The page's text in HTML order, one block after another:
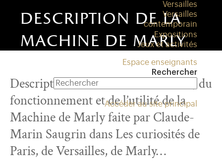
Versailles
Versailles
contemporain
Expositions
Jeux et activités
Espace enseignants
Rechercher
Accéder au site principal
description de la
machine de marly
par claude-marin
saugrin
Description détaillée de la structure, du
fonctionnement et de l’utilité de la
Machine de Marly faite par Claude-
Marin Saugrin dans Les curiosités de
Paris, de Versailles, de Marly…